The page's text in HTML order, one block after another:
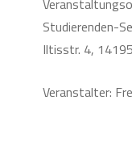
Studierenden-
Iltisstr. 4,
Veranstalter: